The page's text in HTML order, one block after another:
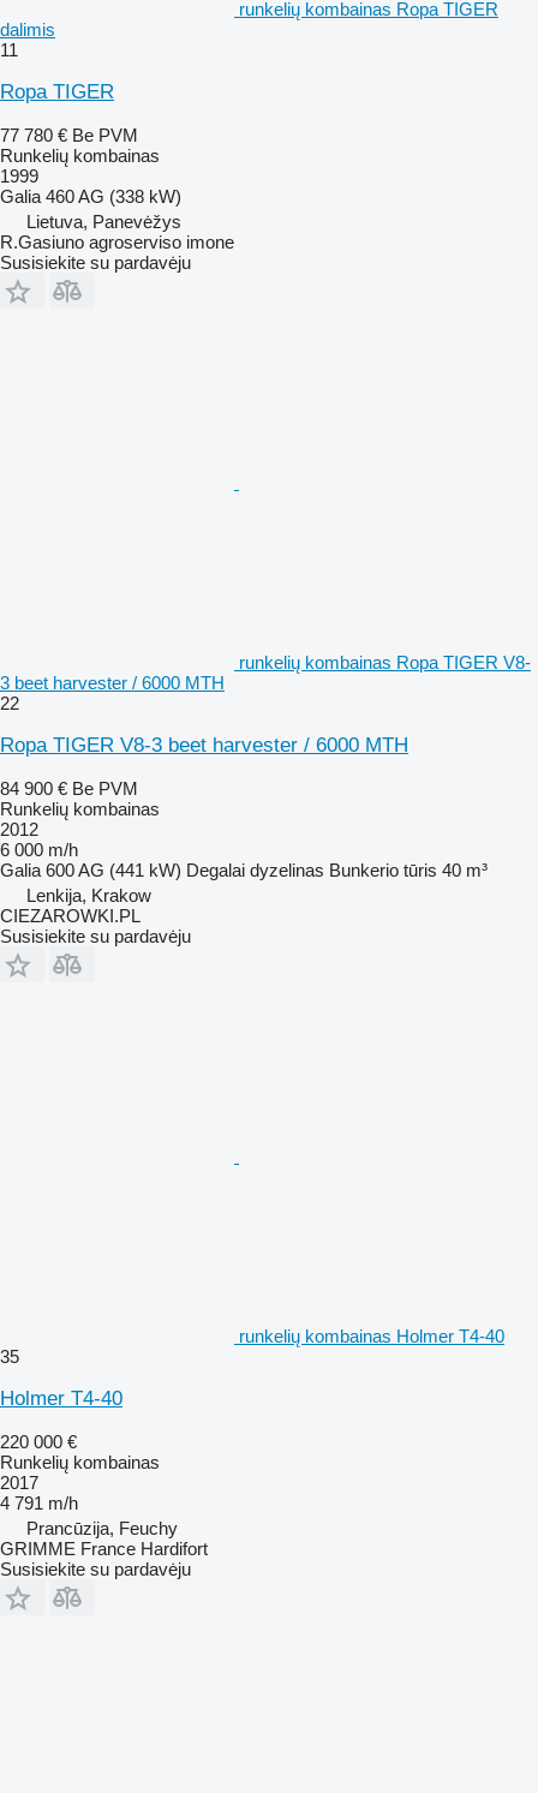
runkelių kombainas Ropa TIGER
dalimis
11
Ropa TIGER
77 780 € Be PVM
Runkelių kombainas
1999
Galia 460 AG (338 kW)
Lietuva, Panevėžys
R.Gasiuno agroserviso imone
Susisiekite su pardavėju
runkelių kombainas Ropa TIGER V8-
3 beet harvester / 6000 MTH
22
Ropa TIGER V8-3 beet harvester / 6000 MTH
84 900 € Be PVM
Runkelių kombainas
2012
6 000 m/h
Galia 600 AG (441 kW) Degalai dyzelinas Bunkerio tūris 40 m³
Lenkija, Krakow
CIEZAROWKI.PL
Susisiekite su pardavėju
runkelių kombainas Holmer T4-40
35
Holmer T4-40
220 000 €
Runkelių kombainas
2017
4 791 m/h
Prancūzija, Feuchy
GRIMME France Hardifort
Susisiekite su pardavėju